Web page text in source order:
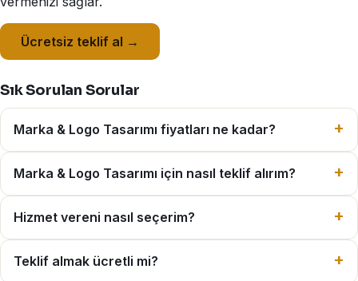
Ücretsiz teklif al →
Sık Sorulan Sorular
Marka & Logo Tasarımı fiyatları ne kadar?
Marka & Logo Tasarımı için nasıl teklif alırım?
Hizmet vereni nasıl seçerim?
Teklif almak ücretli mi?